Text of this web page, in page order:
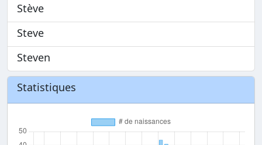
Stève
Steve
Steven
Statistiques